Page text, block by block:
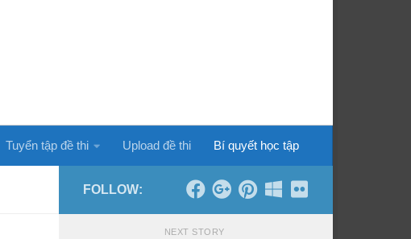
Tuyển tập đề thi Upload đề thi Bí quyết học tập
FOLLOW:
NEXT STORY